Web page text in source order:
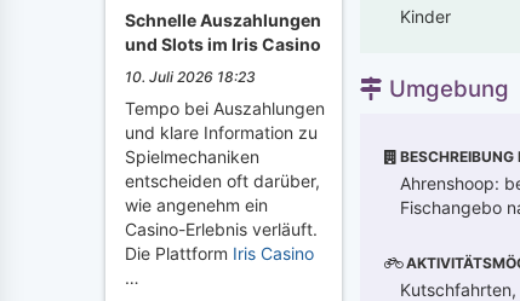
Schnelle Auszahlungen
und Slots im Iris Casino
10. Juli 2026 18:23
Tempo bei Auszahlungen
und klare Information zu
Spielmechaniken
entscheiden oft darüber,
wie angenehm ein
Casino-Erlebnis verläuft.
Die Plattform Iris Casino
…
Kinder
Umgebung
BESCHREIBUNG
Ahrenshoop:
Fischangebo